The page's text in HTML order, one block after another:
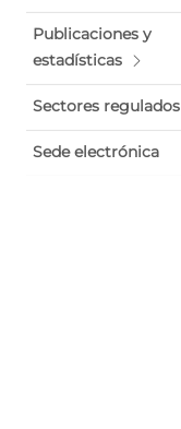
Publicaciones y
estadísticas
Sectores regulados
Sede electrónica